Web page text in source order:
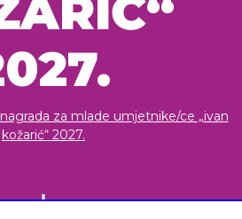
nagrada za mlade umjetnike/ce „ivan
kožarić“ 2027.